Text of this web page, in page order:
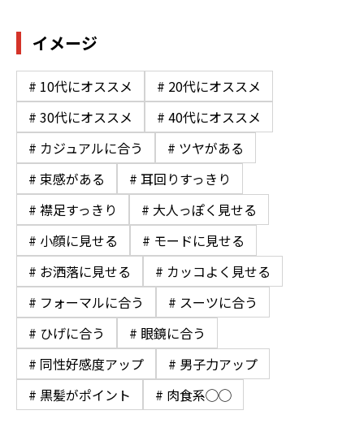
イメージ
# 10代にオススメ
# 20代にオススメ
# 30代にオススメ
# 40代にオススメ
# カジュアルに合う
# ツヤがある
# 束感がある
# 耳回りすっきり
# 襟足すっきり
# 大人っぽく見せる
# 小顔に見せる
# モードに見せる
# お洒落に見せる
# カッコよく見せる
# フォーマルに合う
# スーツに合う
# ひげに合う
# 眼鏡に合う
# 同性好感度アップ
# 男子力アップ
# 黒髪がポイント
# 肉食系◯◯